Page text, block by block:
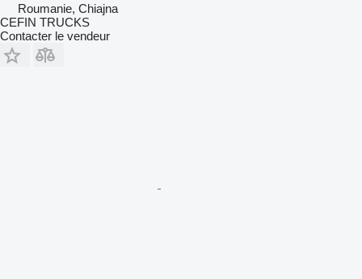
Roumanie, Chiajna
CEFIN TRUCKS
Contacter le vendeur